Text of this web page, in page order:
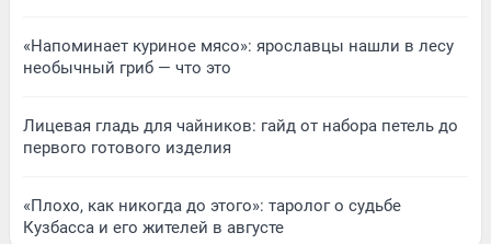
«Напоминает куриное мясо»: ярославцы нашли в лесу
необычный гриб — что это
Лицевая гладь для чайников: гайд от набора петель до
первого готового изделия
«Плохо, как никогда до этого»: таролог о судьбе
Кузбасса и его жителей в августе